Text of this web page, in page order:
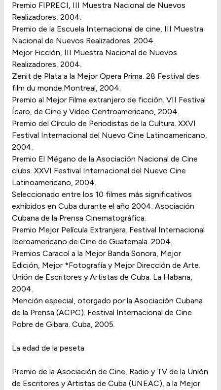
Premio FIPRECI, III Muestra Nacional de Nuevos
Realizadores, 2004.
Premio de la Escuela Internacional de cine, III Muestra
Nacional de Nuevos Realizadores. 2004.
Mejor Ficción, III Muestra Nacional de Nuevos
Realizadores, 2004.
Zenit de Plata a la Mejor Opera Prima. 28 Festival des
film du monde.Montreal, 2004.
Premio al Mejor Filme extranjero de ficción. VII Festival
Ícaro, de Cine y Video Centroamericano, 2004.
Premio del Círculo de Periodistas de la Cultura. XXVI
Festival Internacional del Nuevo Cine Latinoamericano,
2004.
Premio El Mégano de la Asociación Nacional de Cine
clubs. XXVI Festival Internacional del Nuevo Cine
Latinoamericano, 2004.
Seleccionado entre los 10 filmes más significativos
exhibidos en Cuba durante el año 2004. Asociación
Cubana de la Prensa Cinematográfica.
Premio Mejor Película Extranjera. Festival Internacional
Iberoamericano de Cine de Guatemala. 2004.
Premios Caracol a la Mejor Banda Sonora, Mejor
Edición, Mejor *Fotografía y Mejor Dirección de Arte.
Unión de Escritores y Artistas de Cuba. La Habana,
2004.
Mención especial, otorgado por la Asociación Cubana
de la Prensa (ACPC). Festival Internacional de Cine
Pobre de Gibara. Cuba, 2005.
La edad de la peseta
Premio de la Asociación de Cine, Radio y TV de la Unión
de Escritores y Artistas de Cuba (UNEAC), a la Mejor